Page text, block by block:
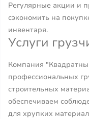
Регулярные акции и
сэкономить на
инвентаря.
Услуги
Компания
профессиональных
строительных
обеспечиваем
для хрупких